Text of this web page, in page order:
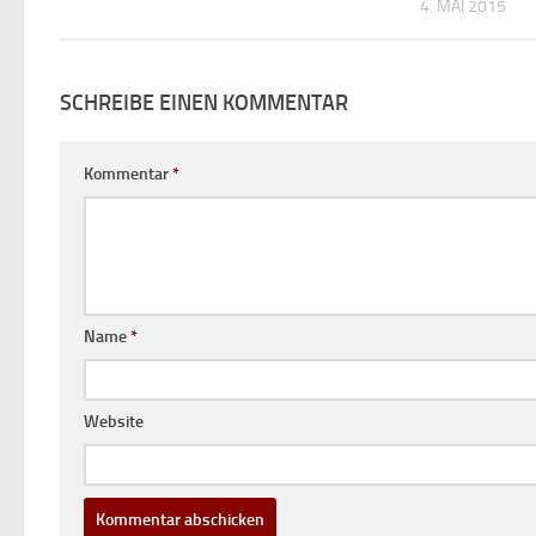
4. MAI 2015
SCHREIBE EINEN KOMMENTAR
Kommentar*
Name*
Website